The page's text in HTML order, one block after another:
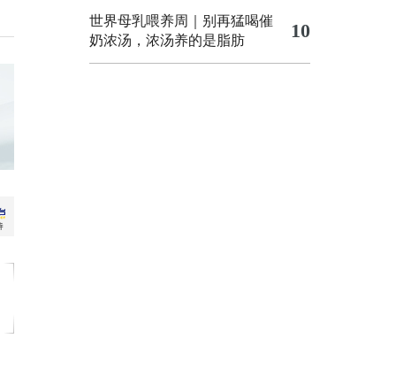
世界母乳喂养周｜别再猛喝催
奶浓汤，浓汤养的是脂肪
10